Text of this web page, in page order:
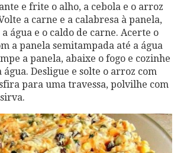
e frite o alho, a cebola e o arroz
a carne e a calabresa à panela,
água e o caldo de carne. Acerte o
a panela semitampada até a água
a panela, abaixe o fogo e cozinhe
água. Desligue e solte o arroz com
para uma travessa, polvilhe com